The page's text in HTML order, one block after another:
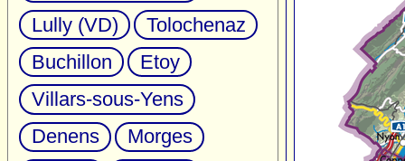
Lully (VD)
Tolochenaz
Buchillon
Etoy
Villars-sous-Yens
Denens
Morges